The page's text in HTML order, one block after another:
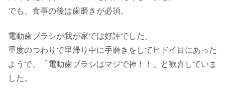
でも、食事の後は歯磨きが必須。
電動歯ブラシが我が家では好評でした。
重度のつわりで里帰り中に手磨きをしてヒドイ目にあった
ようで、「電動歯ブラシはマジで神！！」と歓喜していま
した。